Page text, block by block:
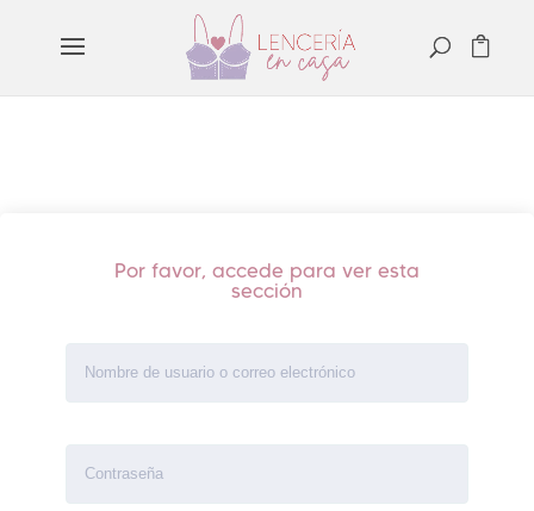
Por favor, accede para ver esta
sección